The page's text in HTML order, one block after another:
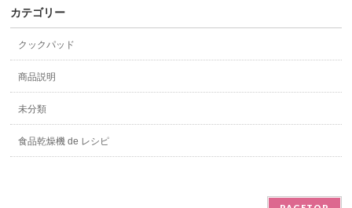
カテゴリー
クックパッド
商品説明
未分類
食品乾燥機 de レシピ